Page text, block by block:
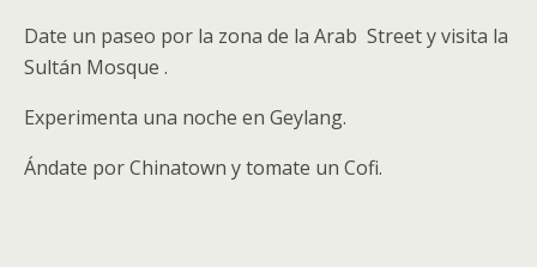
Date un paseo por la zona de la Arab Street y visita la
Sultán Mosque .
Experimenta una noche en Geylang.
Ándate por Chinatown y tomate un Cofi.